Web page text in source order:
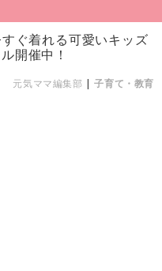
すぐ着れる可愛いキッズ
開催中！
元気ママ編集部 |子育て・教育